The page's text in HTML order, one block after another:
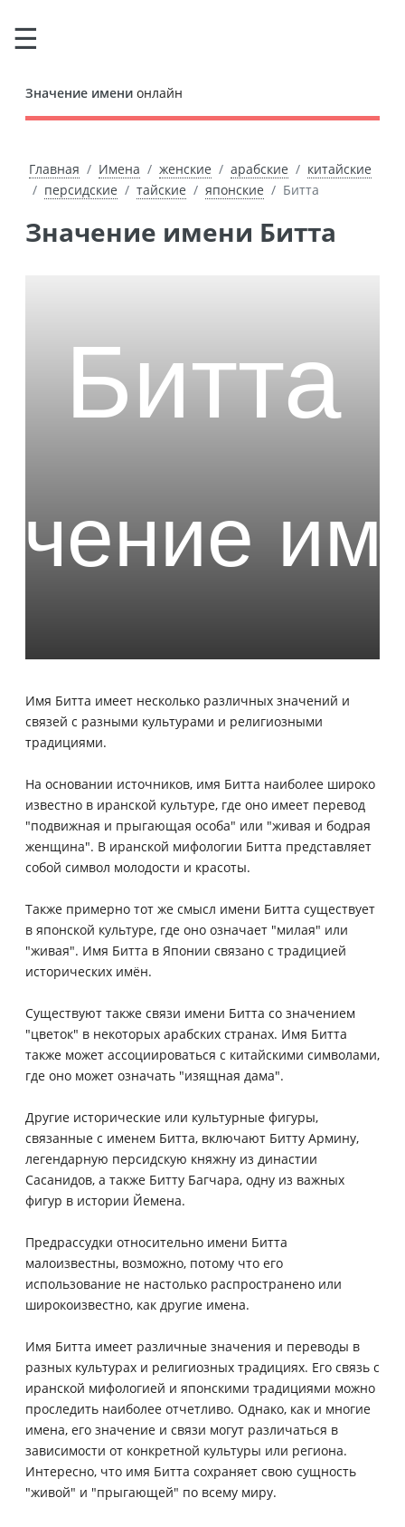
Значение имени онлайн
Главная Имена женские арабские
китайские
персидские
тайские японские Битта
Значение имени Битта
Имя Битта имеет несколько различных значений и
связей с разными культурами и религиозными
традициями.
На основании источников, имя Битта наиболее широко
известно в иранской культуре, где оно имеет перевод
"подвижная и прыгающая особа" или "живая и бодрая
женщина". В иранской мифологии Битта представляет
собой символ молодости и красоты.
Также примерно тот же смысл имени Битта существует
в японской культуре, где оно означает "милая" или
"живая". Имя Битта в Японии связано с традицией
исторических имён.
Существуют также связи имени Битта со значением
"цветок" в некоторых арабских странах. Имя Битта
также может ассоциироваться с китайскими символами,
где оно может означать "изящная дама".
Другие исторические или культурные фигуры,
связанные с именем Битта, включают Битту Армину,
легендарную персидскую княжну из династии
Сасанидов, а также Битту Багчара, одну из важных
фигур в истории Йемена.
Предрассудки относительно имени Битта
малоизвестны, возможно, потому что его
использование не настолько распространено или
широкоизвестно, как другие имена.
Имя Битта имеет различные значения и переводы в
разных культурах и религиозных традициях. Его связь с
иранской мифологией и японскими традициями можно
проследить наиболее отчетливо. Однако, как и многие
имена, его значение и связи могут различаться в
зависимости от конкретной культуры или региона.
Интересно, что имя Битта сохраняет свою сущность
"живой" и "прыгающей" по всему миру.